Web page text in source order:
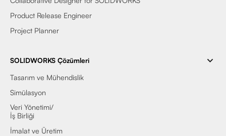
Product Release Engineer
Project Planner
SOLIDWORKS Çözümleri
Tasarım ve Mühendislik
Simülasyon
Veri Yönetimi/
İş Birliği
İmalat ve Üretim